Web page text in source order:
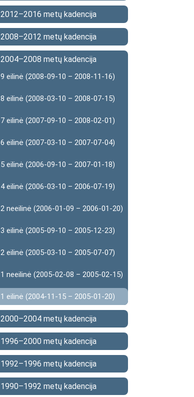
2012–2016 metų kadencija
2008–2012 metų kadencija
2004–2008 metų kadencija
9 eilinė (2008-09-10 – 2008-11-16)
8 eilinė (2008-03-10 – 2008-07-15)
7 eilinė (2007-09-10 – 2008-02-01)
6 eilinė (2007-03-10 – 2007-07-04)
5 eilinė (2006-09-10 – 2007-01-18)
4 eilinė (2006-03-10 – 2006-07-19)
2 neeilinė (2006-01-09 – 2006-01-20)
3 eilinė (2005-09-10 – 2005-12-23)
2 eilinė (2005-03-10 – 2005-07-07)
1 neeilinė (2005-02-08 – 2005-02-15)
1 eilinė (2004-11-15 – 2005-01-20)
2000–2004 metų kadencija
1996–2000 metų kadencija
1992–1996 metų kadencija
1990–1992 metų kadencija